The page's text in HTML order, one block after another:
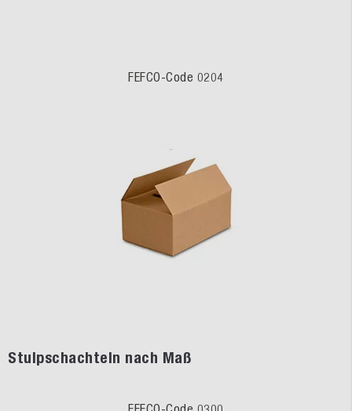
FEFCO-Code 0204
Stulpschachteln nach Maß